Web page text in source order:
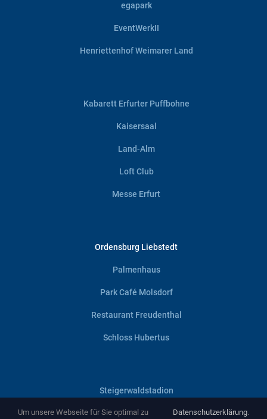
egapark
EventWerkII
Henriettenhof Weimarer Land
Kabarett Erfurter Puffbohne
Kaisersaal
Land-Alm
Loft Club
Messe Erfurt
Ordensburg Liebstedt
Palmenhaus
Park Café Molsdorf
Restaurant Freudenthal
Schloss Hubertus
Steigerwaldstadion
Villa Haage
Um unsere Webseite für Sie optimal zu Datenschutzerklärung.